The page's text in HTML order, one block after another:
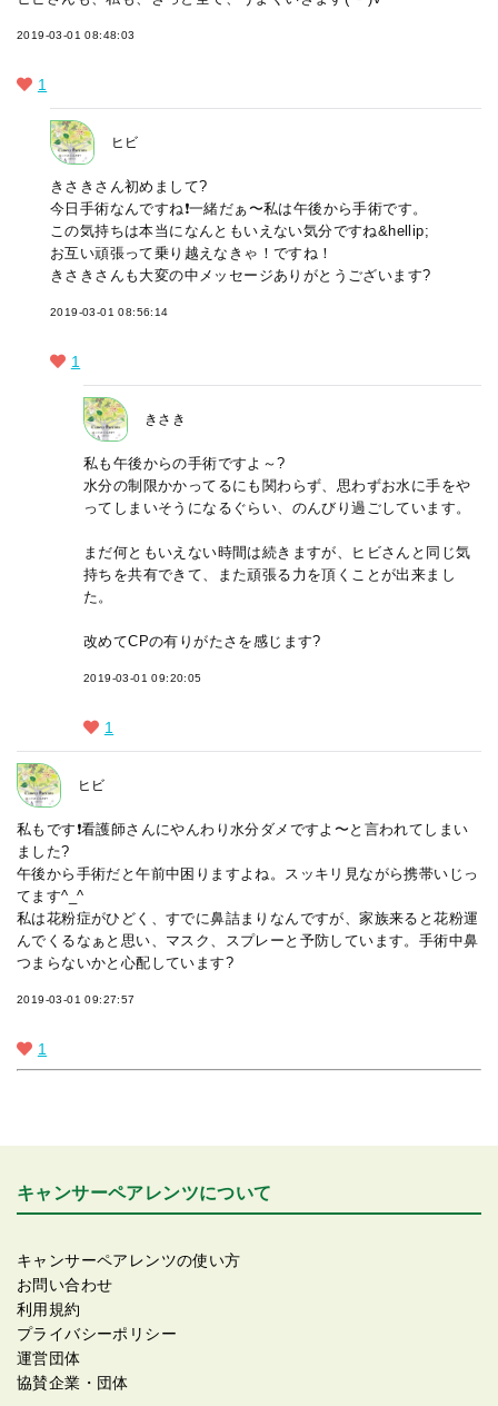
2019-03-01 08:48:03
1
ヒビ
きさきさん初めまして?
今日手術なんですね❗️一緒だぁ〜私は午後から手術です。
この気持ちは本当になんともいえない気分ですね&hellip;
お互い頑張って乗り越えなきゃ！ですね！
きさきさんも大変の中メッセージありがとうございます?
2019-03-01 08:56:14
1
きさき
私も午後からの手術ですよ～?
水分の制限かかってるにも関わらず、思わずお水に手をや
ってしまいそうになるぐらい、のんびり過ごしています。
まだ何ともいえない時間は続きますが、ヒビさんと同じ気
持ちを共有できて、また頑張る力を頂くことが出来まし
た。
改めてCPの有りがたさを感じます?
2019-03-01 09:20:05
1
ヒビ
私もです❗️看護師さんにやんわり水分ダメですよ〜と言われてしまい
ました?
午後から手術だと午前中困りますよね。スッキリ見ながら携帯いじっ
てます^_^
私は花粉症がひどく、すでに鼻詰まりなんですが、家族来ると花粉運
んでくるなぁと思い、マスク、スプレーと予防しています。手術中鼻
つまらないかと心配しています?
2019-03-01 09:27:57
1
キャンサーペアレンツについて
キャンサーペアレンツの使い方
お問い合わせ
利用規約
プライバシーポリシー
運営団体
協賛企業・団体